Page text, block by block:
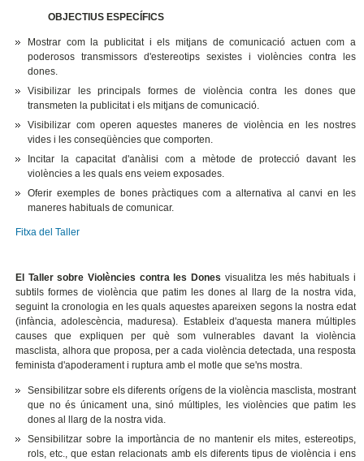
OBJECTIUS ESPECÍFICS
Mostrar com la publicitat i els mitjans de comunicació actuen com a
poderosos transmissors d'estereotips sexistes i violències contra les
dones.
Visibilizar les principals formes de violència contra les dones que
transmeten la publicitat i els mitjans de comunicació.
Visibilizar com operen aquestes maneres de violència en les nostres
vides i les conseqüències que comporten.
Incitar la capacitat d'anàlisi com a mètode de protecció davant les
violències a les quals ens veiem exposades.
Oferir exemples de bones pràctiques com a alternativa al canvi en les
maneres habituals de comunicar.
Fitxa del Taller
El Taller sobre Violències contra les Dones visualitza les més habituals i
subtils formes de violència que patim les dones al llarg de la nostra vida,
seguint la cronologia en les quals aquestes apareixen segons la nostra edat
(infància, adolescència, maduresa). Estableix d'aquesta manera múltiples
causes que expliquen per què som vulnerables davant la violència
masclista, alhora que proposa, per a cada violència detectada, una resposta
feminista d'apoderament i ruptura amb el motle que se'ns mostra.
Sensibilitzar sobre els diferents orígens de la violència masclista, mostrant
que no és únicament una, sinó múltiples, les violències que patim les
dones al llarg de la nostra vida.
Sensibilitzar sobre la importància de no mantenir els mites, estereotips,
rols, etc., que estan relacionats amb els diferents tipus de violència i ens